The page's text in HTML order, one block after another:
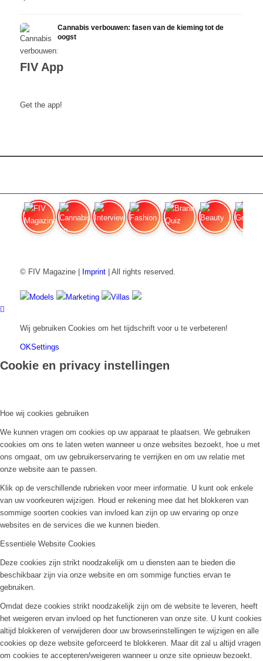
Cannabis verbouwen: fasen van de kieming tot de
oogst
FIV App
Get the app!
© FIV Magazine | Imprint| All rights reserved.
Models Marketing Villas
Wij gebruiken Cookies om het tijdschrift voor u te verbeteren!
OKSettings
Cookie en privacy instellingen
Hoe wij cookies gebruiken
We kunnen vragen om cookies op uw apparaat te plaatsen. We gebruiken
cookies om ons te laten weten wanneer u onze websites bezoekt, hoe u met
ons omgaat, om uw gebruikerservaring te verrijken en om uw relatie met
onze website aan te passen.
Klik op de verschillende rubrieken voor meer informatie. U kunt ook enkele
van uw voorkeuren wijzigen. Houd er rekening mee dat het blokkeren van
sommige soorten cookies van invloed kan zijn op uw ervaring op onze
websites en de services die we kunnen bieden.
Essentiële Website Cookies
Deze cookies zijn strikt noodzakelijk om u diensten aan te bieden die
beschikbaar zijn via onze website en om sommige functies ervan te
gebruiken.
Omdat deze cookies strikt noodzakelijk zijn om de website te leveren, heeft
het weigeren ervan invloed op het functioneren van onze site. U kunt cookies
altijd blokkeren of verwijderen door uw browserinstellingen te wijzigen en alle
cookies op deze website geforceerd te blokkeren. Maar dit zal u altijd vragen
om cookies te accepteren/weigeren wanneer u onze site opnieuw bezoekt.